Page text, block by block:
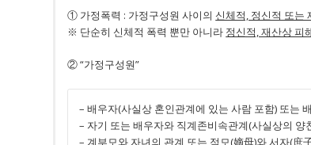
① 가정폭력 : 가정구성원 사이의 신체적, 정신적 또는
※ 단순히 신체적 폭력 뿐만 아니라 정신적, 재산상 피
② “가정구성원”
– 배우자(사실상 혼인관계에 있는 사람 포함) 또는
– 자기 또는 배우자와 직계존비속관계(사실상의
– 계부모와 자녀의 관계 또는 적모(嫡母)와 서자(庶